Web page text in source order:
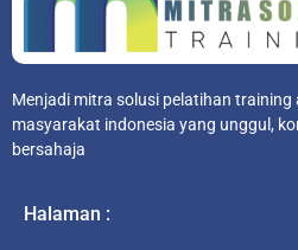
Menjadi mitra solusi pelatihan training
masyarakat indonesia yang unggul,
bersahaja
Halaman :